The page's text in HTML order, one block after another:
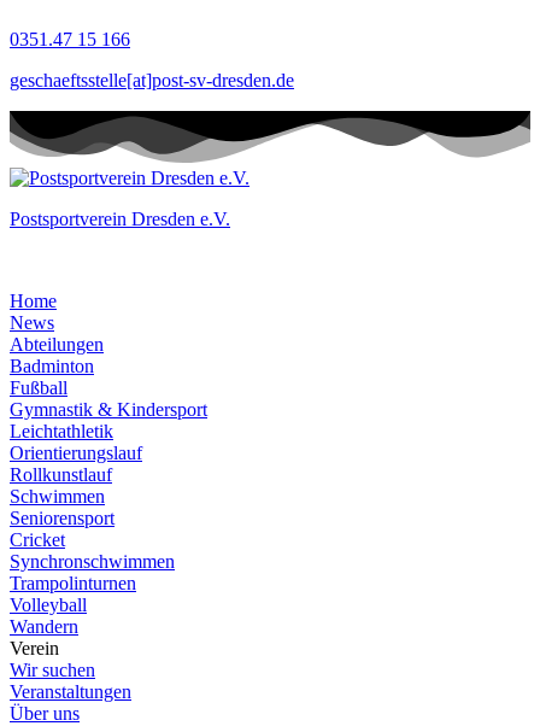
Inhalt
0351.47 15 166
geschaeftsstelle[at]post-sv-dresden.de
Postsportverein Dresden e.V.
Home
News
Abteilungen
Badminton
Fußball
Gymnastik & Kindersport
Leichtathletik
Orientierungslauf
Rollkunstlauf
Schwimmen
Seniorensport
Cricket
Synchronschwimmen
Trampolinturnen
Volleyball
Wandern
Verein
Wir suchen
Veranstaltungen
Über uns